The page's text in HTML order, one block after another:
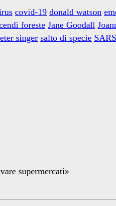
covid-19 donald watson
foreste Jane Goodall
singer salto di specie
supermercati»